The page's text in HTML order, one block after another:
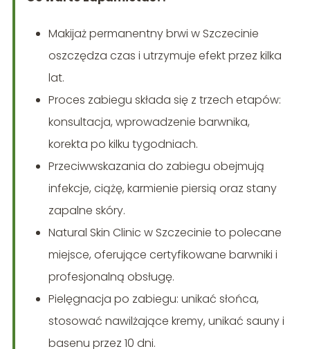
Makijaż permanentny brwi w Szczecinie
oszczędza czas i utrzymuje efekt przez kilka
lat.
Proces zabiegu składa się z trzech etapów:
konsultacja, wprowadzenie barwnika,
korekta po kilku tygodniach.
Przeciwwskazania do zabiegu obejmują
infekcje, ciążę, karmienie piersią oraz stany
zapalne skóry.
Natural Skin Clinic w Szczecinie to polecane
miejsce, oferujące certyfikowane barwniki i
profesjonalną obsługę.
Pielęgnacja po zabiegu: unikać słońca,
stosować nawilżające kremy, unikać sauny i
basenu przez 10 dni.